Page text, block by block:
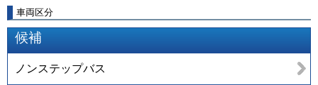
車両区分
候補
ノンステップバス